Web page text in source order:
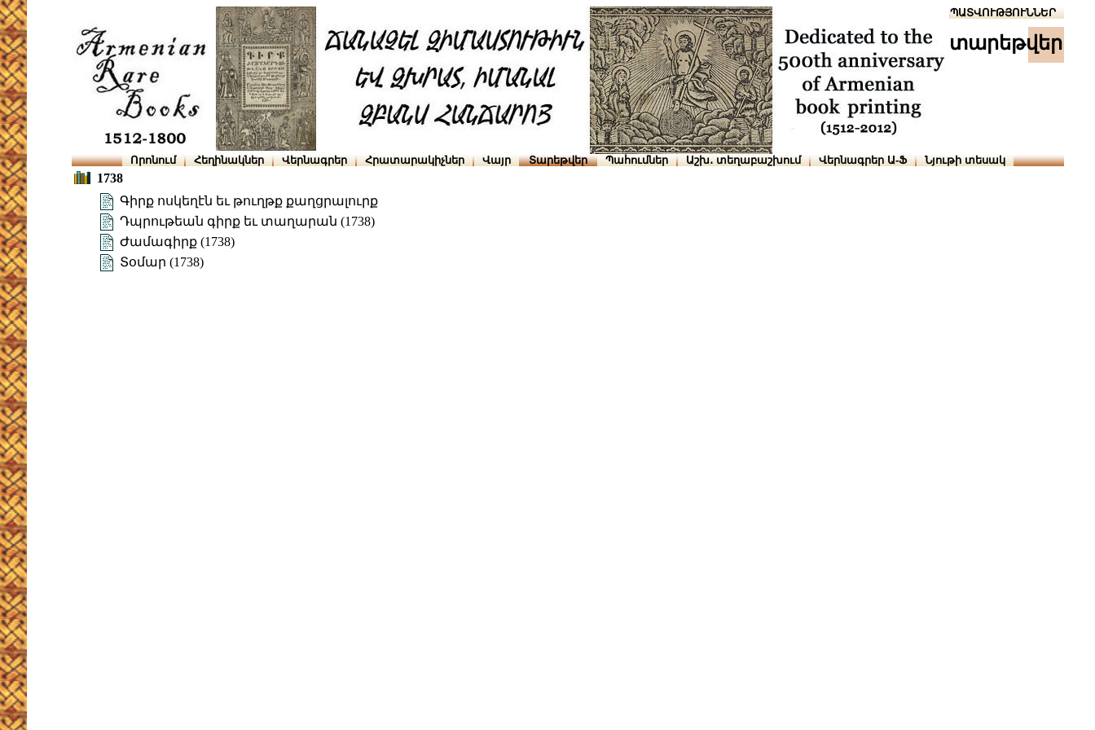
ՆԱԽԱՊԱՏՎՈՒԹՅՈՒՆՆԵՐ
տարեթվեր
Որոնում Հեղինակներ Վերնագրեր Հրատարակիչներ Վայր Տարեթվեր Պահումներ Աշխ․ տեղաբաշխում Վերնագրեր Ա-Ֆ Նյութի տեսակ
1738
Գիրք ոսկեղէն եւ թուղթք քաղցրալուրք
Դպրութեան գիրք եւ տաղարան (1738)
Ժամագիրք (1738)
Տօմար (1738)